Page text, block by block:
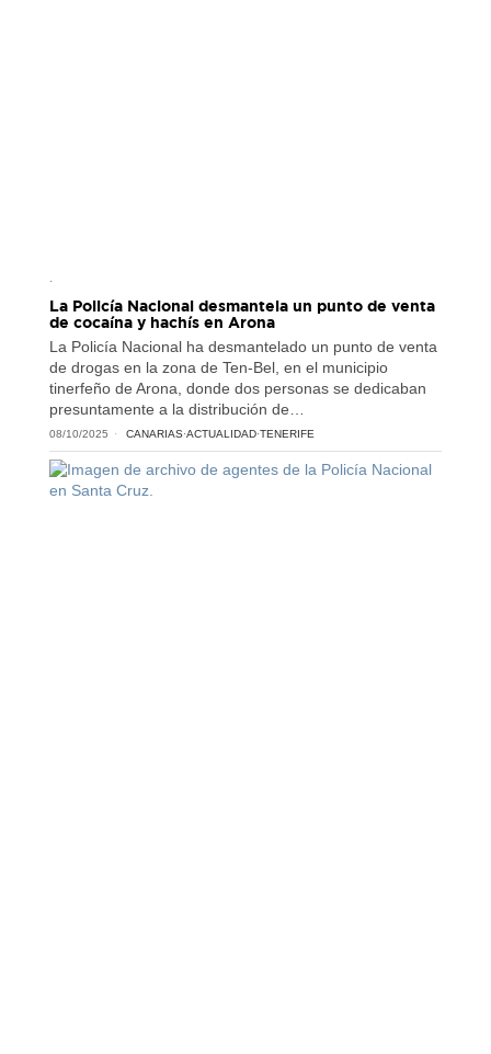
.
La Policía Nacional desmantela un punto de venta
de cocaína y hachís en Arona
La Policía Nacional ha desmantelado un punto de venta
de drogas en la zona de Ten-Bel, en el municipio
tinerfeño de Arona, donde dos personas se dedicaban
presuntamente a la distribución de…
08/10/2025 CANARIAS·ACTUALIDAD·TENERIFE